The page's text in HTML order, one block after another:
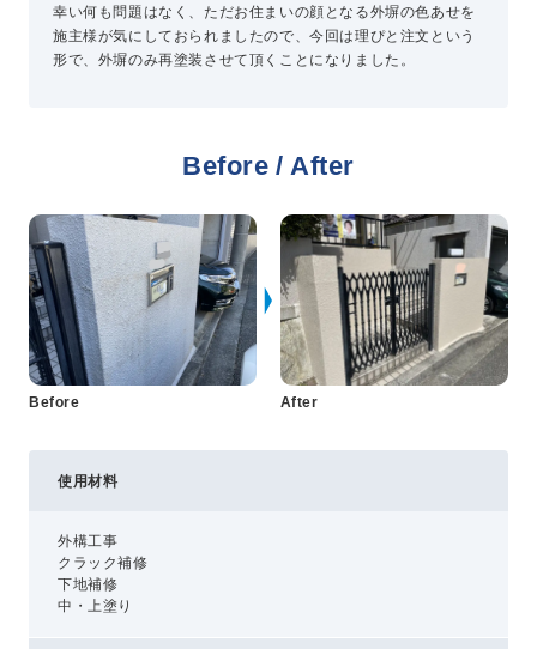
お問い合わせ
総合お問い合わせ
プライバシーポリシー
コミュニティガイドライン
AIポリシー
特定商取引法に基づく表記
幸い何も問題はなく、ただお住まいの顔となる外塀の色あせを
施主様が気にしておられましたので、今回は理ぴと注文という
形で、外塀のみ再塗装させて頂くことになりました。
Before / After
Before After
使用材料
外構工事
クラック補修
下地補修
中・上塗り